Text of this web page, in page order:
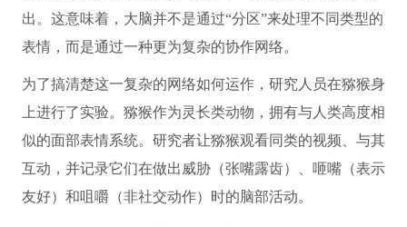
出。这意味着，大脑并不是通过“分区”来处理不同类型的
表情，而是通过一种更为复杂的协作网络。
为了搞清楚这一复杂的网络如何运作，研究人员在猕猴身
上进行了实验。猕猴作为灵长类动物，拥有与人类高度相
似的面部表情系统。研究者让猕猴观看同类的视频、与其
互动，并记录它们在做出威胁（张嘴露齿）、咂嘴（表示
友好）和咀嚼（非社交动作）时的脑部活动。